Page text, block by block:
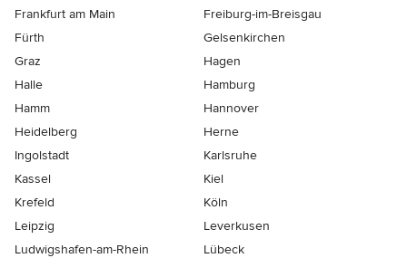
Frankfurt am Main
Freiburg-im-Breisgau
Fürth
Gelsenkirchen
Graz
Hagen
Halle
Hamburg
Hamm
Hannover
Heidelberg
Herne
Ingolstadt
Karlsruhe
Kassel
Kiel
Krefeld
Köln
Leipzig
Leverkusen
Ludwigshafen-am-Rhein
Lübeck